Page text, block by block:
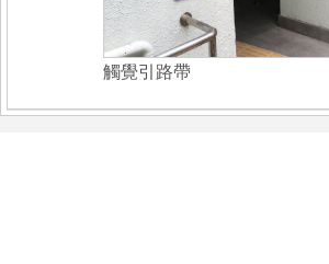
觸覺引路帶